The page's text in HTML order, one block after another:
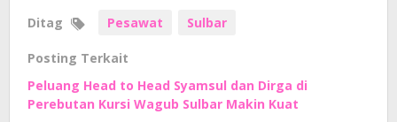
Ditag Pesawat Sulbar
Posting Terkait
Peluang Head to Head Syamsul dan Dirga di
Perebutan Kursi Wagub Sulbar Makin Kuat